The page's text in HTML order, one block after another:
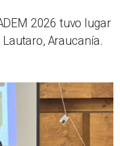
2026 tuvo lugar
Araucanía.